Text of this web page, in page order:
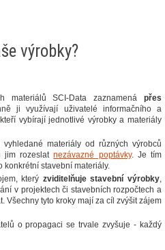
výrobky?
materiálů SCI-Data zaznamená přes
ji využívají uživatelé informačního a
vybírají jednotlivé výrobky a materiály
materiály od různých výrobců
jim rozeslatnezávazné poptávky. Je tím
konkrétní stavební materiály.
který zviditelňuje stavební výrobky,
v projektech či stavebních rozpočtech a
Všechny tyto kroky mají za cíl zvýšit zájem
o propagaci se trvale zvyšuje - každý